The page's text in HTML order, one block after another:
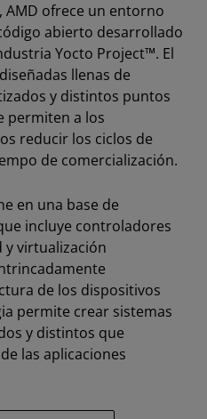
AMD ofrece un entorno
abierto desarrollado
Yocto Project™. El
llenas de
y distintos puntos
permiten a los
reducir los ciclos de
de comercialización.
en una base de
incluye controladores
y virtualización
de los dispositivos
permite crear sistemas
y distintos que
las aplicaciones